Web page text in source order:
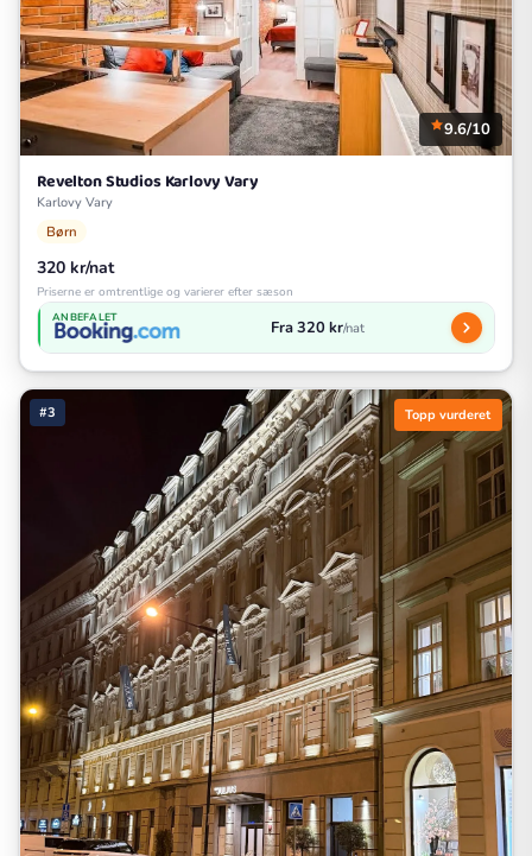
9.6/10
Revelton Studios Karlovy Vary
Karlovy Vary
Børn
320 kr/nat
Priserne er omtrentlige og varierer efter sæson
ANBEFALET Fra 320 kr/nat
#3 Topp vurderet